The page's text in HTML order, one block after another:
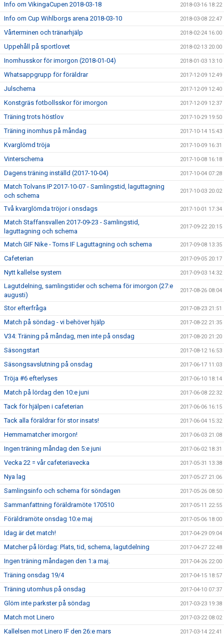
Info om VikingaCupen 2018-03-18 2018-03-16 18:22
Info om Cup Wihlborgs arena 2018-03-10 2018-03-08 22:47
Vårterminen och tränarhjälp 2018-02-24 16:00
Uppehåll på sportlovet 2018-02-13 20:00
Inomhusskor för imorgon (2018-01-04) 2018-01-03 13:10
Whatsappgrupp för föräldrar 2017-12-09 12:49
Julschema 2017-12-09 12:40
Konstgräs fotbollsskor för imorgon 2017-12-09 12:37
Träning trots höstlov 2017-10-29 19:50
Träning inomhus på måndag 2017-10-14 15:43
Kvarglömd tröja 2017-10-09 16:31
Vinterschema 2017-10-08 16:18
Dagens träning inställd (2017-10-04) 2017-10-04 07:28
Match Tolvans IP 2017-10-07 - Samlingstid, laguttagning
och schema
2017-10-03 20:02
Två kvarglömda tröjor i onsdags 2017-10-01 17:34
Match Staffansvallen 2017-09-23 - Samlingstid,
laguttagning och schema
2017-09-22 20:15
Match GIF Nike - Torns IF Laguttagning och schema 2017-09-08 13:35
Cafeterian 2017-09-05 20:17
Nytt kallelse system 2017-09-03 14:32
Lagutdelning, samlingstider och schema för imorgon (27:e
augusti)
2017-08-26 08:04
Stor efterfråga 2017-08-23 21:51
Match på söndag - vi behöver hjälp 2017-08-22 21:35
V34: Träning på måndag, men inte på onsdag 2017-08-20 21:20
Säsongstart 2017-08-12 16:53
Säsongsavslutning på onsdag 2017-06-17 11:03
Tröja #6 efterlyses 2017-06-10 18:14
Match på lördag den 10:e juni 2017-06-08 22:32
Tack för hjälpen i cafeterian 2017-06-06 16:15
Tack alla föräldrar för stor insats! 2017-06-04 15:32
Hemmamatcher imorgon! 2017-06-03 21:08
Ingen träning måndag den 5:e juni 2017-06-02 18:31
Vecka 22 = vår cafeteriavecka 2017-05-31 13:38
Nya lag 2017-05-27 21:06
Samlingsinfo och schema för söndagen 2017-05-26 08:50
Sammanfattning föräldramöte 170510 2017-05-11 22:55
Föräldramöte onsdag 10:e maj 2017-05-06 18:00
Idag är det match! 2017-04-29 09:04
Matcher på lördag: Plats, tid, schema, lagutdelning 2017-04-27 22:48
Ingen träning måndagen den 1:a maj. 2017-04-26 22:00
Träning onsdag 19/4 2017-04-15 18:57
Träning utomhus på onsdag 2017-04-10 07:37
Glöm inte parkster på söndag 2017-03-23 19:38
Match mot Linero 2017-03-22 08:02
Kallelsen mot Linero IF den 26:e mars 2017-03-14 22:41